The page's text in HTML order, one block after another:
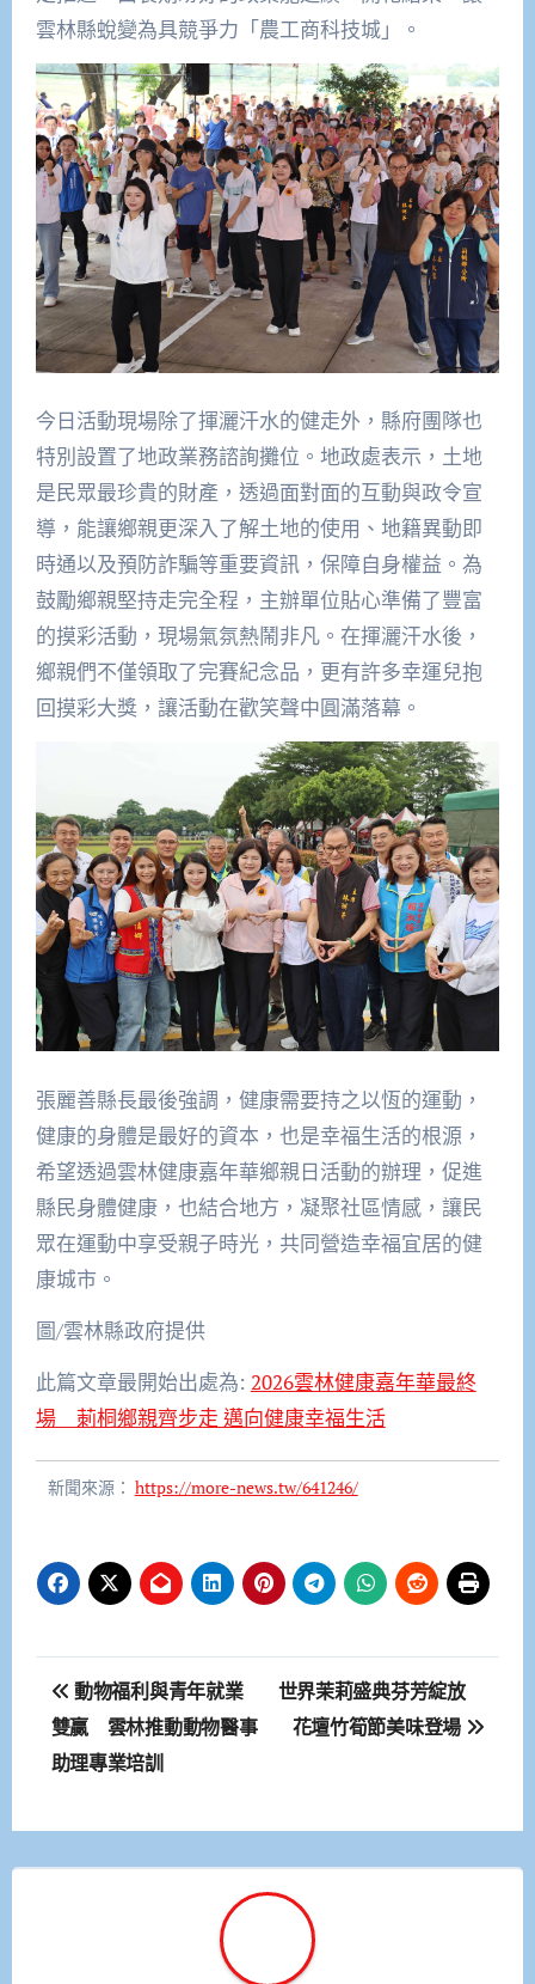
雲林縣蛻變為具競爭力「農工商科技城」。
今日活動現場除了揮灑汗水的健走外，縣府團隊也
特別設置了地政業務諮詢攤位。地政處表示，土地
是民眾最珍貴的財產，透過面對面的互動與政令宣
導，能讓鄉親更深入了解土地的使用、地籍異動即
時通以及預防詐騙等重要資訊，保障自身權益。為
鼓勵鄉親堅持走完全程，主辦單位貼心準備了豐富
的摸彩活動，現場氣氛熱鬧非凡。在揮灑汗水後，
鄉親們不僅領取了完賽紀念品，更有許多幸運兒抱
回摸彩大獎，讓活動在歡笑聲中圓滿落幕。
張麗善縣長最後強調，健康需要持之以恆的運動，
健康的身體是最好的資本，也是幸福生活的根源，
希望透過雲林健康嘉年華鄉親日活動的辦理，促進
縣民身體健康，也結合地方，凝聚社區情感，讓民
眾在運動中享受親子時光，共同營造幸福宜居的健
康城市。
圖/雲林縣政府提供
此篇文章最開始出處為: 2026雲林健康嘉年華最終
場 莿桐鄉親齊步走 邁向健康幸福生活
新聞來源： https://more-news.tw/641246/
文
章
導
覽
動物福利與青年就業
雙贏 雲林推動動物醫事
助理專業培訓
世界茉莉盛典芬芳綻放
花壇竹筍節美味登場